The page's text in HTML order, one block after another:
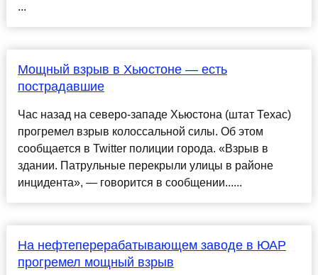
...
Мощный взрыв в Хьюстоне — есть
пострадавшие
Час назад на северо-западе Хьюстона (штат Техас)
прогремел взрыв колоссальной силы. Об этом
сообщается в Twitter полиции города. «Взрыв в
здании. Патрульные перекрыли улицы в районе
инцидента», — говорится в сообщении......
На нефтеперерабатывающем заводе в ЮАР
прогремел мощный взрыв